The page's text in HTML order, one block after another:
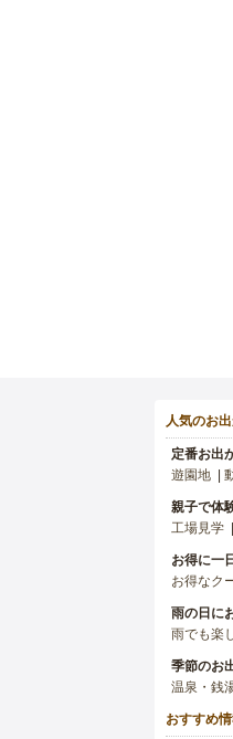
人気のお
定番お出
遊園地
親子で体
工場見学
お得に一
お得なク
雨の日に
雨でも楽
季節のお
温泉・銭
おすすめ